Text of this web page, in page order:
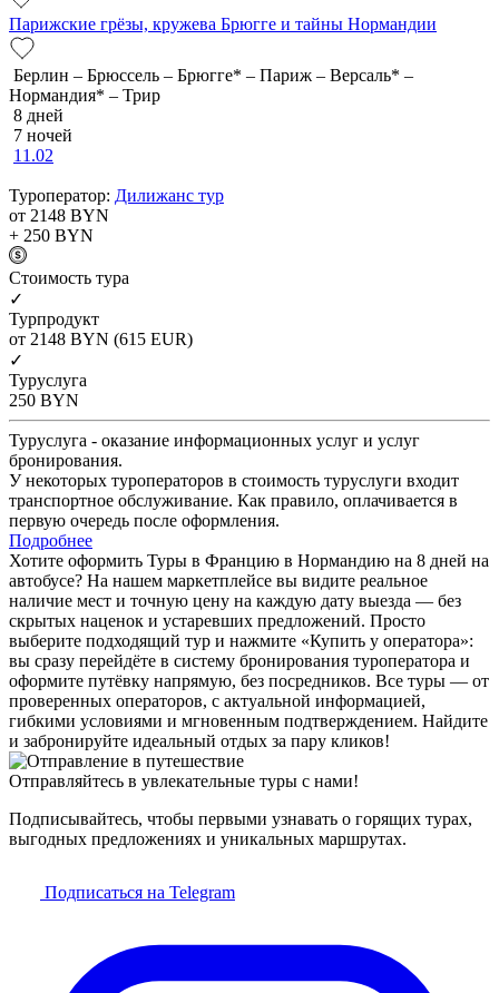
Парижские грёзы, кружева Брюгге и тайны Нормандии
Берлин – Брюссель – Брюгге* – Париж – Версаль* –
Нормандия* – Трир
8 дней
7 ночей
11.02
Туроператор: Дилижанс тур
от 2148 BYN
+ 250 BYN
Cтоимость тура
✓
Турпродукт
от 2148 BYN (615 EUR)
✓
Туруслуга
250 BYN
Туруслуга - оказание информационных услуг и услуг
бронирования.
У некоторых туроператоров в стоимость туруслуги входит
транспортное обслуживание. Как правило, оплачивается в
первую очередь после оформления.
Подробнее
Хотите оформить Туры в Францию в Нормандию на 8 дней на
автобусе? На нашем маркетплейсе вы видите реальное
наличие мест и точную цену на каждую дату выезда — без
скрытых наценок и устаревших предложений. Просто
выберите подходящий тур и нажмите «Купить у оператора»:
вы сразу перейдёте в систему бронирования туроператора и
оформите путёвку напрямую, без посредников. Все туры — от
проверенных операторов, с актуальной информацией,
гибкими условиями и мгновенным подтверждением. Найдите
и забронируйте идеальный отдых за пару кликов!
Отправляйтесь в увлекательные туры с нами!
Подписывайтесь, чтобы первыми узнавать о горящих турах,
выгодных предложениях и уникальных маршрутах.
Подписаться на Telegram